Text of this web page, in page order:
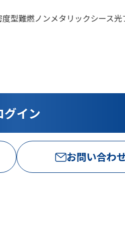
型難燃ノンメタリックシース
お問い合わ